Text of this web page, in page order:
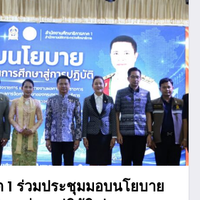
1 ร่วมประชุมมอบนโยบาย